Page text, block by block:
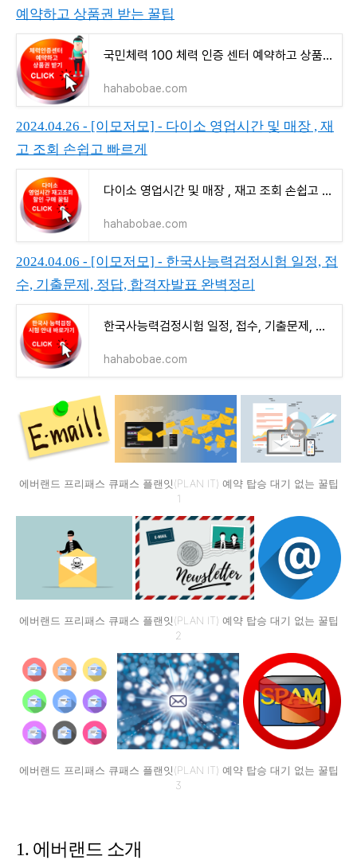
예약하고 상품권 받는 꿀팁
국민체력 100 체력 인증 센터 예약하고 상품권 받는 꿀팁
hahabobae.com
2024.04.26 - [이모저모] - 다이소 영업시간 및 매장 , 재
고 조회 손쉽고 빠르게
다이소 영업시간 및 매장 , 재고 조회 손쉽고 빠르게
hahabobae.com
2024.04.06 - [이모저모] - 한국사능력검정시험 일정, 접
수, 기출문제, 정답, 합격자발표 완벽정리
한국사능력검정시험 일정, 접수, 기출문제, 정답, 합격자발표 완벽정리
hahabobae.com
에버랜드 프리패스 큐패스 플랜잇(PLAN IT) 예약 탑승 대기 없는 꿀팁
1
에버랜드 프리패스 큐패스 플랜잇(PLAN IT) 예약 탑승 대기 없는 꿀팁
2
에버랜드 프리패스 큐패스 플랜잇(PLAN IT) 예약 탑승 대기 없는 꿀팁
3
1. 에버랜드 소개